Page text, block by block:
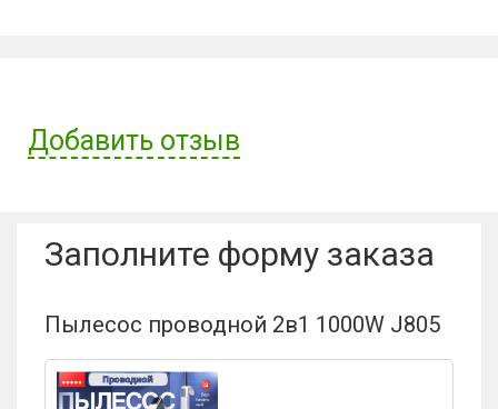
Добавить отзыв
Заполните форму заказа
Пылесос проводной 2в1 1000W J805